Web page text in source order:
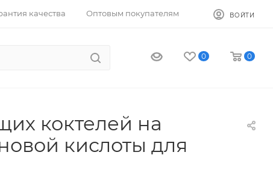
качества Оптовым покупателям ВОЙТИ
0 0
коктелей на
кислоты для